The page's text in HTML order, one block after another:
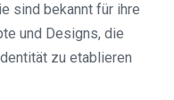
sind bekannt für ihre
und Designs, die
zu etablieren